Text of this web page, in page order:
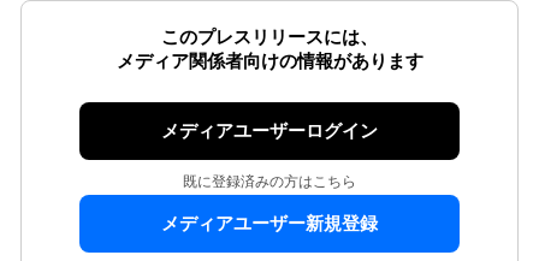
このプレスリリースには、
メディア関係者向けの情報があります
メディアユーザーログイン
既に登録済みの方はこちら
メディアユーザー新規登録